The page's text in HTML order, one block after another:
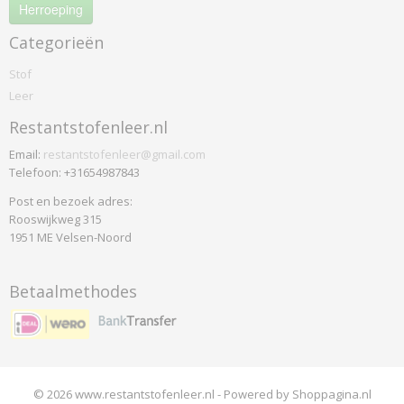
Saville Row Plain
Synergy
Weathered
Yoredale
Colefax
Horato
De-ploeg
Accent
Arco
Birk
Brick
Everest
Herroeping
Categorieën
Stof
Leer
Restantstofenleer.nl
Email: restantstofenleer@gmail.com
Telefoon: +31654987843
Post en bezoek adres:
Rooswijkweg 315
1951 ME Velsen-Noord
Betaalmethodes
© 2026 www.restantstofenleer.nl - Powered by Shoppagina.nl